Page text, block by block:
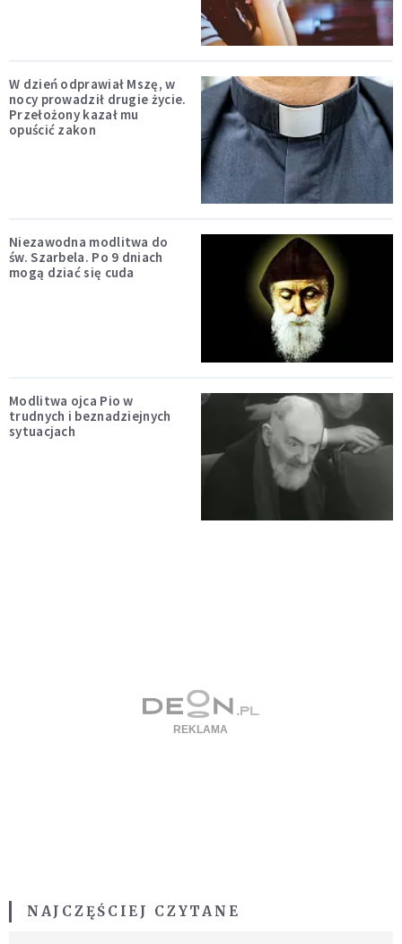
W dzień odprawiał Mszę, w
nocy prowadził drugie życie.
Przełożony kazał mu
opuścić zakon
Niezawodna modlitwa do
św. Szarbela. Po 9 dniach
mogą dziać się cuda
Modlitwa ojca Pio w
trudnych i beznadziejnych
sytuacjach
NAJCZĘŚCIEJ CZYTANE